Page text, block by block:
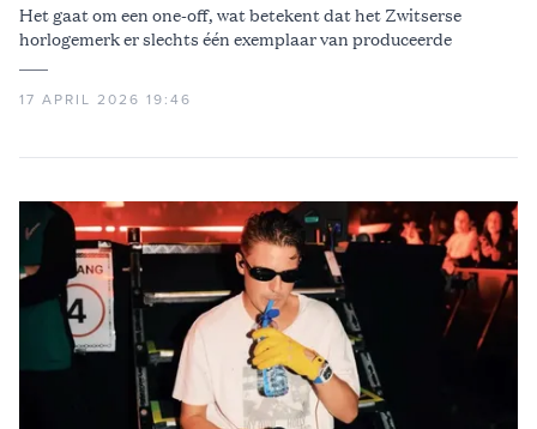
Het gaat om een one-off, wat betekent dat het Zwitserse
horlogemerk er slechts één exemplaar van produceerde
17 APRIL 2026 19:46